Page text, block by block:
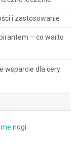
i zastosowanie
– co warto
wsparcie dla cery
nogi